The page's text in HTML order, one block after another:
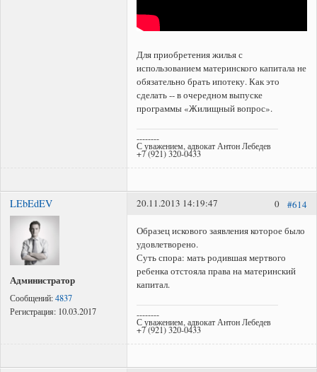
Для приобретения жилья с
использованием материнского капитала не
обязательно брать ипотеку. Как это
сделать -- в очередном выпуске
программы «Жилищный вопрос».
--------
С уважением, адвокат Антон Лебедев
+7 (921) 320-0433
LEbEdEV
Администратор
Сообщений:4837
Регистрация: 10.03.2017
#614
0
20.11.2013 14:19:47
Образец искового заявления которое было
удовлетворено.
Суть спора: мать родившая мертвого
ребенка отстояла права на материнский
капитал.
--------
С уважением, адвокат Антон Лебедев
+7 (921) 320-0433